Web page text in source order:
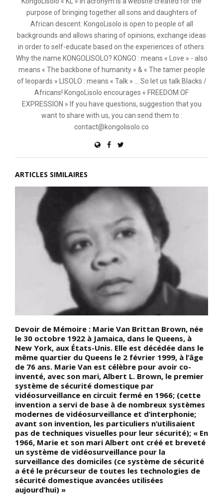
purpose of bringing together all sons and daughters of
African descent. KongoLisolo is open to people of all
backgrounds and allows sharing of opinions, exchange ideas
in order to self-educate based on the experiences of others.
Why the name KONGOLISOLO? KONGO : means « Love » - also
means « The backbone of humanity » & « The tamer people
of leopards » LISOLO : means « Talk » ... So let us talk Blacks /
Africans! KongoLisolo encourages « FREEDOM OF
EXPRESSION » If you have questions, suggestion that you
want to share with us, you can send them to :
contact@kongolisolo.co
ARTICLES SIMILAIRES
Devoir de Mémoire : Marie Van Brittan Brown, née
le 30 octobre 1922 à Jamaica, dans le Queens, à
New York, aux États-Unis. Elle est décédée dans le
même quartier du Queens le 2 février 1999, à l’âge
de 76 ans. Marie Van est célèbre pour avoir co-
inventé, avec son mari, Albert L. Brown, le premier
système de sécurité domestique par
vidéosurveillance en circuit fermé en 1966; (cette
invention a servi de base à de nombreux systèmes
modernes de vidéosurveillance et d’interphonie;
avant son invention, les particuliers n’utilisaient
pas de techniques visuelles pour leur sécurité); « En
1966, Marie et son mari Albert ont créé et breveté
un système de vidéosurveillance pour la
surveillance des domiciles (ce système de sécurité
a été le précurseur de toutes les technologies de
sécurité domestique avancées utilisées
aujourd’hui) »